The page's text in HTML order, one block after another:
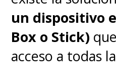
audiencia y
discusión
un dispositivo
Box o Stick)
acceso a todas